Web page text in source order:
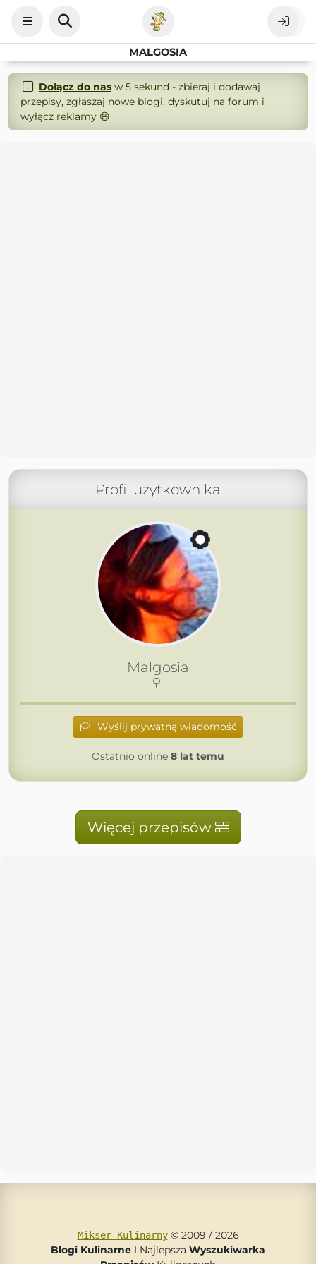
MALGOSIA
Dołącz do nasw 5 sekund - zbieraj i dodawaj
przepisy, zgłaszaj nowe blogi, dyskutuj na forum i
wyłącz reklamy 😄
Profil użytkownika
Malgosia
Wyślij prywatną wiadomość
Ostatnio online 8 lat temu
Więcej przepisów
Mikser Kulinarny© 2009 / 2026
Blogi Kulinarne I Najlepsza Wyszukiwarka